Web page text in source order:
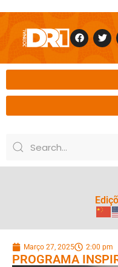
Março 27, 2025 2:00 pm
PROGRAMA